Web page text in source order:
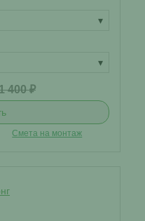
▾
▾
400 ₽
Смета на монтаж